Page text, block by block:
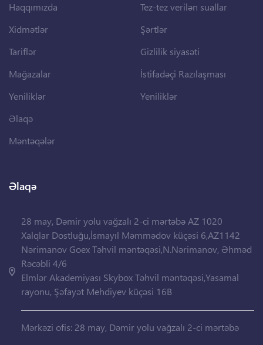
Haqqımızda
Xidmətlər
Tariflər
Mağazalar
Yeniliklər
Əlaqə
Məntəqələr
Tez-tez verilən suallar
Şərtlər
Gizlilik siyasəti
İstifadəçi Razılaşması
Yeniliklər
Əlaqə
28 may, Dəmir yolu vağzalı 2-ci mərtəbə AZ 1020
Xalqlar Dostluğu,İsmayıl Məmmədov küçəsi 6,AZ1142
Nərimanov Goex Təhvil məntəqəsi,N.Nərimanov, Əhməd
Rəcəbli 4/6
Elmlər Akademiyası Skybox Təhvil məntəqəsi,Yasamal
rayonu, Şəfayət Mehdiyev küçəsi 16B
Mərkəzi ofis: 28 may, Dəmir yolu vağzalı 2-ci mərtəbə